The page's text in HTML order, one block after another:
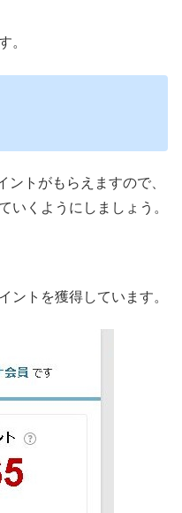
。
ントがもらえますので、
いくようにしましょう。
ントを獲得しています。